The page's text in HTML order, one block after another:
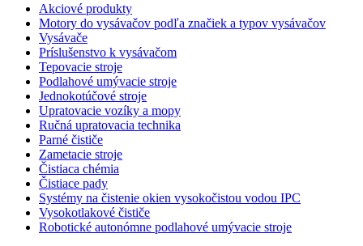
Akciové produkty
Motory do vysávačov podľa značiek a typov vysávačov
Vysávače
Príslušenstvo k vysávačom
Tepovacie stroje
Podlahové umývacie stroje
Jednokotúčové stroje
Upratovacie vozíky a mopy
Ručná upratovacia technika
Parné čističe
Zametacie stroje
Čistiaca chémia
Čistiace pady
Systémy na čistenie okien vysokočistou vodou IPC
Vysokotlakové čističe
Robotické autonómne podlahové umývacie stroje